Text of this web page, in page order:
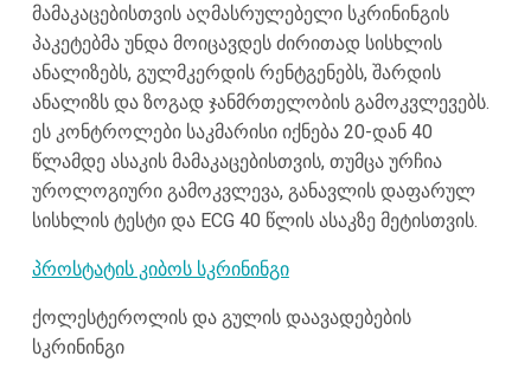
მამაკაცებისთვის აღმასრულებელი სკრინინგის
პაკეტებმა უნდა მოიცავდეს ძირითად სისხლის
ანალიზებს, გულმკერდის რენტგენებს, შარდის
ანალიზს და ზოგად ჯანმრთელობის გამოკვლევებს.
ეს კონტროლები საკმარისი იქნება 20-დან 40
წლამდე ასაკის მამაკაცებისთვის, თუმცა ურჩია
უროლოგიური გამოკვლევა, განავლის დაფარულ
სისხლის ტესტი და ECG 40 წლის ასაკზე მეტისთვის.
პროსტატის კიბოს სკრინინგი
ქოლესტეროლის და გულის დაავადებების
სკრინინგი